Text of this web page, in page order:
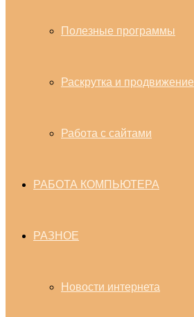
Полезные программы
Раскрутка и продвижение
Работа с сайтами
РАБОТА КОМПЬЮТЕРА
РАЗНОЕ
Новости интернета